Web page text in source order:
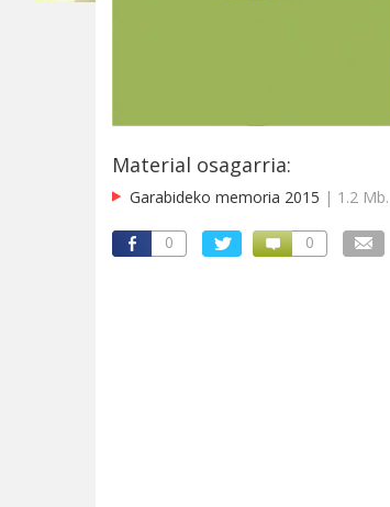
Material osagarria:
Garabideko memoria 2015 | 1.2 Mb.
0 0